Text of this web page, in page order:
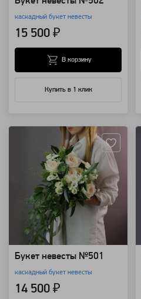
каскадный букет невесты
15 500 ₽
Купить в 1 клик
В корзину
Букет невесты №501
каскадный букет невесты
14 500 ₽